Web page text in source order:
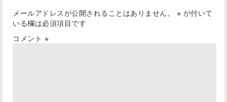
メールアドレスが公開されることはありません。 ※ が付いて
いる欄は必須項目です
コメント ※